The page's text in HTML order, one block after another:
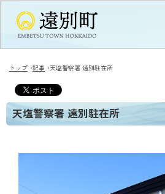
トップ ›記事 ›天塩警察署 遠別駐在所
天塩警察署 遠別駐在所